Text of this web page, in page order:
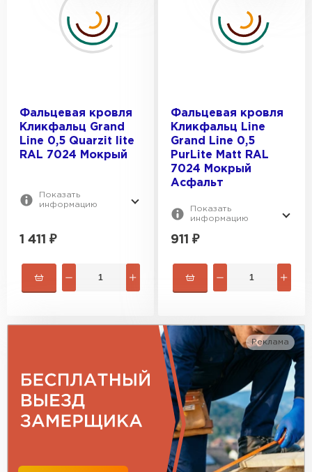
0.45
ЦВЕТ:
RAL 7024
RAL 6005
Drap
Полиэстер
Фальцевая кровля
Кликфальц Grand
Line 0,5 Quarzit lite
RAL 7024 Мокрый
Показать
информацию
1 411 ₽
Фальцевая кровля
Кликфальц Line
Grand Line 0,5
PurLite Matt RAL
7024 Мокрый
Асфальт
Показать
информацию
911 ₽
Реклама